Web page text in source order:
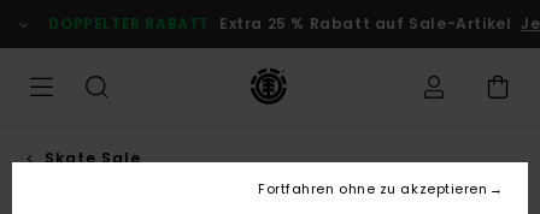
zur
Produkt
springen
RABATT Extra 25 % Rabatt auf Sale-Artikel Jetzt
Skate Sale
Fortfahren ohne zu akzeptieren